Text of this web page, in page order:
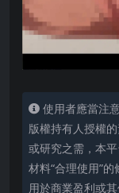
使用者應當注
版權持有人授權
或研究之需，本
材料“合理使用”
用於商業盈利或